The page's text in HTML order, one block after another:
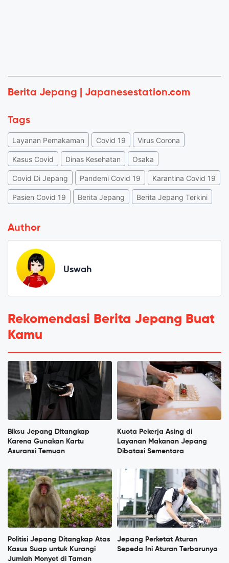
Berita Jepang | Japanesestation.com
Tags
Layanan Pemakaman Covid 19 Virus Corona
Kasus Covid Dinas Kesehatan Osaka
Covid Di Jepang Pandemi Covid 19 Karantina Covid 19
Pasien Covid 19 Berita Jepang Berita Jepang Terkini
Author
Uswah
Rekomendasi Berita Jepang Buat
Kamu
Biksu Jepang Ditangkap
Karena Gunakan Kartu
Asuransi Temuan
Kuota Pekerja Asing di
Layanan Makanan Jepang
Dibatasi Sementara
Politisi Jepang Ditangkap Atas
Kasus Suap untuk Kurangi
Jumlah Monyet di Taman
Jepang Perketat Aturan
Sepeda Ini Aturan Terbarunya